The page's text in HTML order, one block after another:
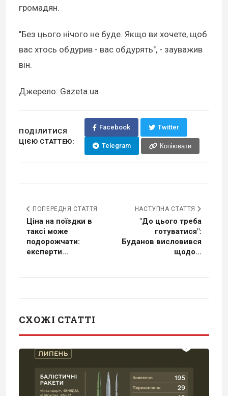
громадян.
"Без цього нічого не буде. Якщо ви хочете, щоб
вас хтось обдурив - вас обдурять", - зауважив
він.
Джерело: Gazeta.ua
ПОДІЛИТИСЯ
ЦІЄЮ СТАТТЕЮ:
Facebook Twitter
Telegram Копіювати
ПОПЕРЕДНЯ СТАТТЯ
Ціна на поїздки в
таксі може
подорожчати:
експерти...
НАСТУПНА СТАТТЯ
"До цього треба
готуватися":
Буданов висловився
щодо...
СХОЖІ СТАТТІ